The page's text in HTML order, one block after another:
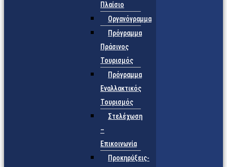
Πλαίσιο
Οργανόγραμμα
Πρόγραμμα
Πράσινος
Τουρισμός
Πρόγραμμα
Εναλλακτικός
Τουρισμός
Στελέχωση
–
Επικοινωνία
Προκηρύξεις-